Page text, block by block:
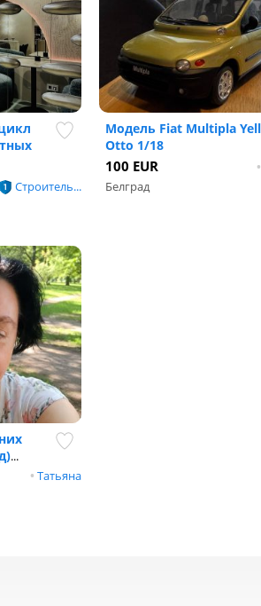
Строитель...
Модель Fiat Multipla
Otto 1/18
•
100 EUR
Белград
...
• Татьяна